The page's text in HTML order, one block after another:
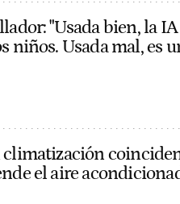
"Usada bien, la
niños. Usada mal, es
climatización
el aire